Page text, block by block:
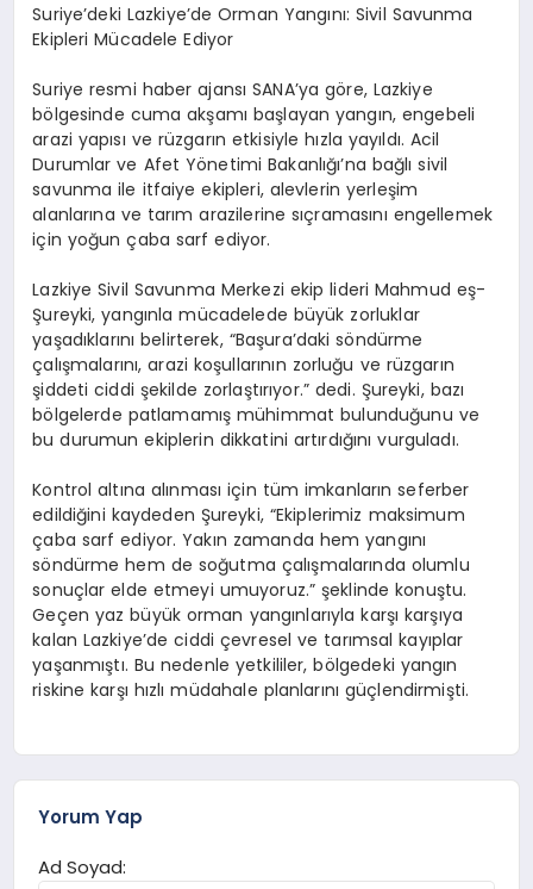
Suriye’deki Lazkiye’de Orman Yangını: Sivil Savunma
Ekipleri Mücadele Ediyor
Suriye resmi haber ajansı SANA’ya göre, Lazkiye
bölgesinde cuma akşamı başlayan yangın, engebeli
arazi yapısı ve rüzgarın etkisiyle hızla yayıldı. Acil
Durumlar ve Afet Yönetimi Bakanlığı’na bağlı sivil
savunma ile itfaiye ekipleri, alevlerin yerleşim
alanlarına ve tarım arazilerine sıçramasını engellemek
için yoğun çaba sarf ediyor.
Lazkiye Sivil Savunma Merkezi ekip lideri Mahmud eş-
Şureyki, yangınla mücadelede büyük zorluklar
yaşadıklarını belirterek, “Başura’daki söndürme
çalışmalarını, arazi koşullarının zorluğu ve rüzgarın
şiddeti ciddi şekilde zorlaştırıyor.” dedi. Şureyki, bazı
bölgelerde patlamamış mühimmat bulunduğunu ve
bu durumun ekiplerin dikkatini artırdığını vurguladı.
Kontrol altına alınması için tüm imkanların seferber
edildiğini kaydeden Şureyki, “Ekiplerimiz maksimum
çaba sarf ediyor. Yakın zamanda hem yangını
söndürme hem de soğutma çalışmalarında olumlu
sonuçlar elde etmeyi umuyoruz.” şeklinde konuştu.
Geçen yaz büyük orman yangınlarıyla karşı karşıya
kalan Lazkiye’de ciddi çevresel ve tarımsal kayıplar
yaşanmıştı. Bu nedenle yetkililer, bölgedeki yangın
riskine karşı hızlı müdahale planlarını güçlendirmişti.
Yorum Yap
Ad Soyad: